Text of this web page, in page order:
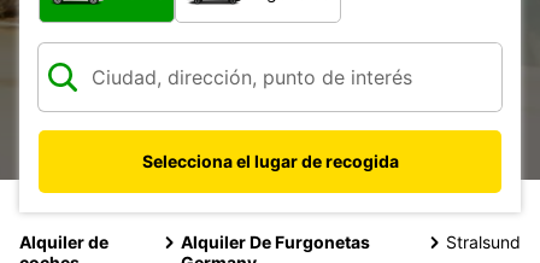
Selecciona el lugar de recogida
Alquiler de
Alquiler De Furgonetas
Stralsund